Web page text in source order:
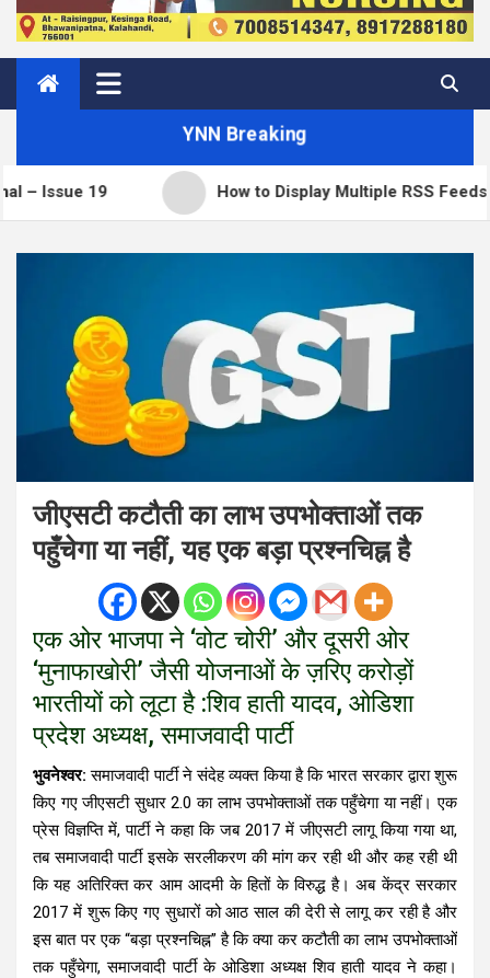
YNN Breaking
How to Display Multiple RSS Feeds on One
जीएसटी कटौती का लाभ उपभोक्ताओं तक
पहुँचेगा या नहीं, यह एक बड़ा प्रश्नचिह्न है
एक ओर भाजपा ने ‘वोट चोरी’ और दूसरी ओर
‘मुनाफाखोरी’ जैसी योजनाओं के ज़रिए करोड़ों
भारतीयों को लूटा है :शिव हाती यादव, ओडिशा
प्रदेश अध्यक्ष, समाजवादी पार्टी
भुवनेश्वर: समाजवादी पार्टी ने संदेह व्यक्त किया है कि भारत सरकार द्वारा शुरू
किए गए जीएसटी सुधार 2.0 का लाभ उपभोक्ताओं तक पहुँचेगा या नहीं। एक
प्रेस विज्ञप्ति में, पार्टी ने कहा कि जब 2017 में जीएसटी लागू किया गया था,
तब समाजवादी पार्टी इसके सरलीकरण की मांग कर रही थी और कह रही थी
कि यह अतिरिक्त कर आम आदमी के हितों के विरुद्ध है। अब केंद्र सरकार
2017 में शुरू किए गए सुधारों को आठ साल की देरी से लागू कर रही है और
इस बात पर एक “बड़ा प्रश्नचिह्न” है कि क्या कर कटौती का लाभ उपभोक्ताओं
तक पहुँचेगा, समाजवादी पार्टी के ओडिशा अध्यक्ष शिव हाती यादव ने कहा।